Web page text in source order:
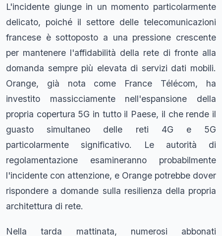
L'incidente giunge in un momento particolarmente
delicato, poiché il settore delle telecomunicazioni
francese è sottoposto a una pressione crescente
per mantenere l'affidabilità della rete di fronte alla
domanda sempre più elevata di servizi dati mobili.
Orange, già nota come France Télécom, ha
investito massicciamente nell'espansione della
propria copertura 5G in tutto il Paese, il che rende il
guasto simultaneo delle reti 4G e 5G
particolarmente significativo. Le autorità di
regolamentazione esamineranno probabilmente
l'incidente con attenzione, e Orange potrebbe dover
rispondere a domande sulla resilienza della propria
architettura di rete.
Nella tarda mattinata, numerosi abbonati